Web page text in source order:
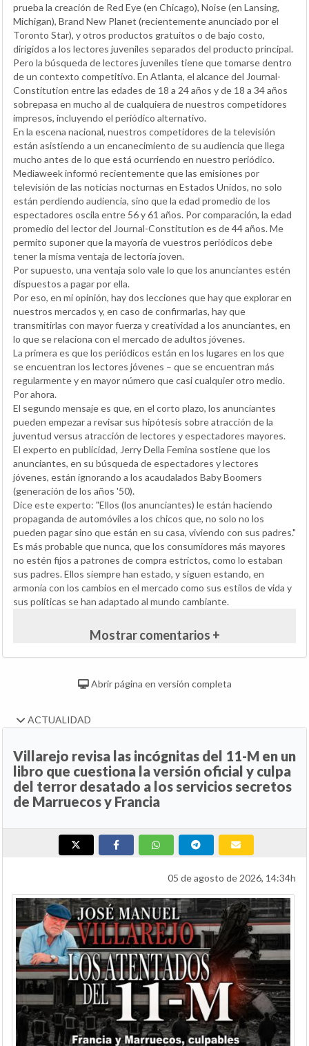
prueba la creación de Red Eye (en Chicago), Noise (en Lansing,
Michigan), Brand New Planet (recientemente anunciado por el
Toronto Star), y otros productos gratuitos o de bajo costo,
dirigidos a los lectores juveniles separados del producto principal.
Pero la búsqueda de lectores juveniles tiene que tomarse dentro
de un contexto competitivo. En Atlanta, el alcance del Journal-
Constitution entre las edades de 18 a 24 años y de 18 a 34 años
sobrepasa en mucho al de cualquiera de nuestros competidores
impresos, incluyendo el periódico alternativo.
En la escena nacional, nuestros competidores de la televisión
están asistiendo a un encanecimiento de su audiencia que llega
mucho antes de lo que está ocurriendo en nuestro periódico.
Mediaweek informó recientemente que las emisiones por
televisión de las noticias nocturnas en Estados Unidos, no solo
están perdiendo audiencia, sino que la edad promedio de los
espectadores oscila entre 56 y 61 años. Por comparación, la edad
promedio del lector del Journal-Constitution es de 44 años. Me
permito suponer que la mayoría de vuestros periódicos debe
tener la misma ventaja de lectoría joven.
Por supuesto, una ventaja solo vale lo que los anunciantes estén
dispuestos a pagar por ella.
Por eso, en mi opinión, hay dos lecciones que hay que explorar en
nuestros mercados y, en caso de confirmarlas, hay que
transmitirlas con mayor fuerza y creatividad a los anunciantes, en
lo que se relaciona con el mercado de adultos jóvenes.
La primera es que los periódicos están en los lugares en los que
se encuentran los lectores jóvenes – que se encuentran más
regularmente y en mayor número que casi cualquier otro medio.
Por ahora.
El segundo mensaje es que, en el corto plazo, los anunciantes
pueden empezar a revisar sus hipótesis sobre atracción de la
juventud versus atracción de lectores y espectadores mayores.
El experto en publicidad, Jerry Della Femina sostiene que los
anunciantes, en su búsqueda de espectadores y lectores
jóvenes, están ignorando a los acaudalados Baby Boomers
(generación de los años '50).
Dice este experto: "Ellos (los anunciantes) le están haciendo
propaganda de automóviles a los chicos que, no solo no los
pueden pagar sino que están en su casa, viviendo con sus padres."
Es más probable que nunca, que los consumidores más mayores
no estén fijos a patrones de compra estrictos, como lo estaban
sus padres. Ellos siempre han estado, y siguen estando, en
armonía con los cambios en el mercado como sus estilos de vida y
sus políticas se han adaptado al mundo cambiante.
Mostrar comentarios +
Abrir página en versión completa
ACTUALIDAD
Villarejo revisa las incógnitas del 11-M en un
libro que cuestiona la versión oficial y culpa
del terror desatado a los servicios secretos
de Marruecos y Francia
05 de agosto de 2026, 14:34h